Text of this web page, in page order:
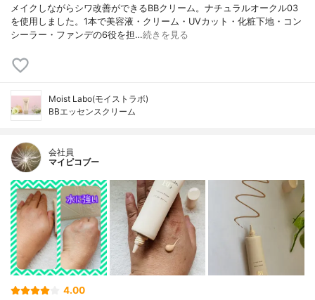
メイクしながらシワ改善ができるBBクリーム。ナチュラルオークル03
を使用しました。1本で美容液・クリーム・UVカット・化粧下地・コン
シーラー・ファンデの6役を担…続きを見る
Moist Labo(モイストラボ)
BBエッセンスクリーム
会社員
マイピコブー
4.00